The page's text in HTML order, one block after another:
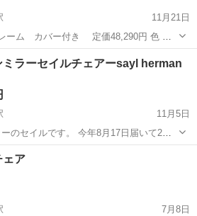
11月21日
ーム カバー付き 定価48,290円 色 ダ
猫を飼っているため毛の付着あり カバ
椅子
ミラーセイルチェアーsayl herman
11月5日
。 今年8月17日届いて2ヶ
務が多くなってしまい実際の使用時間は
付いています。ダウングレードのために
前駅
ェア
7月8日